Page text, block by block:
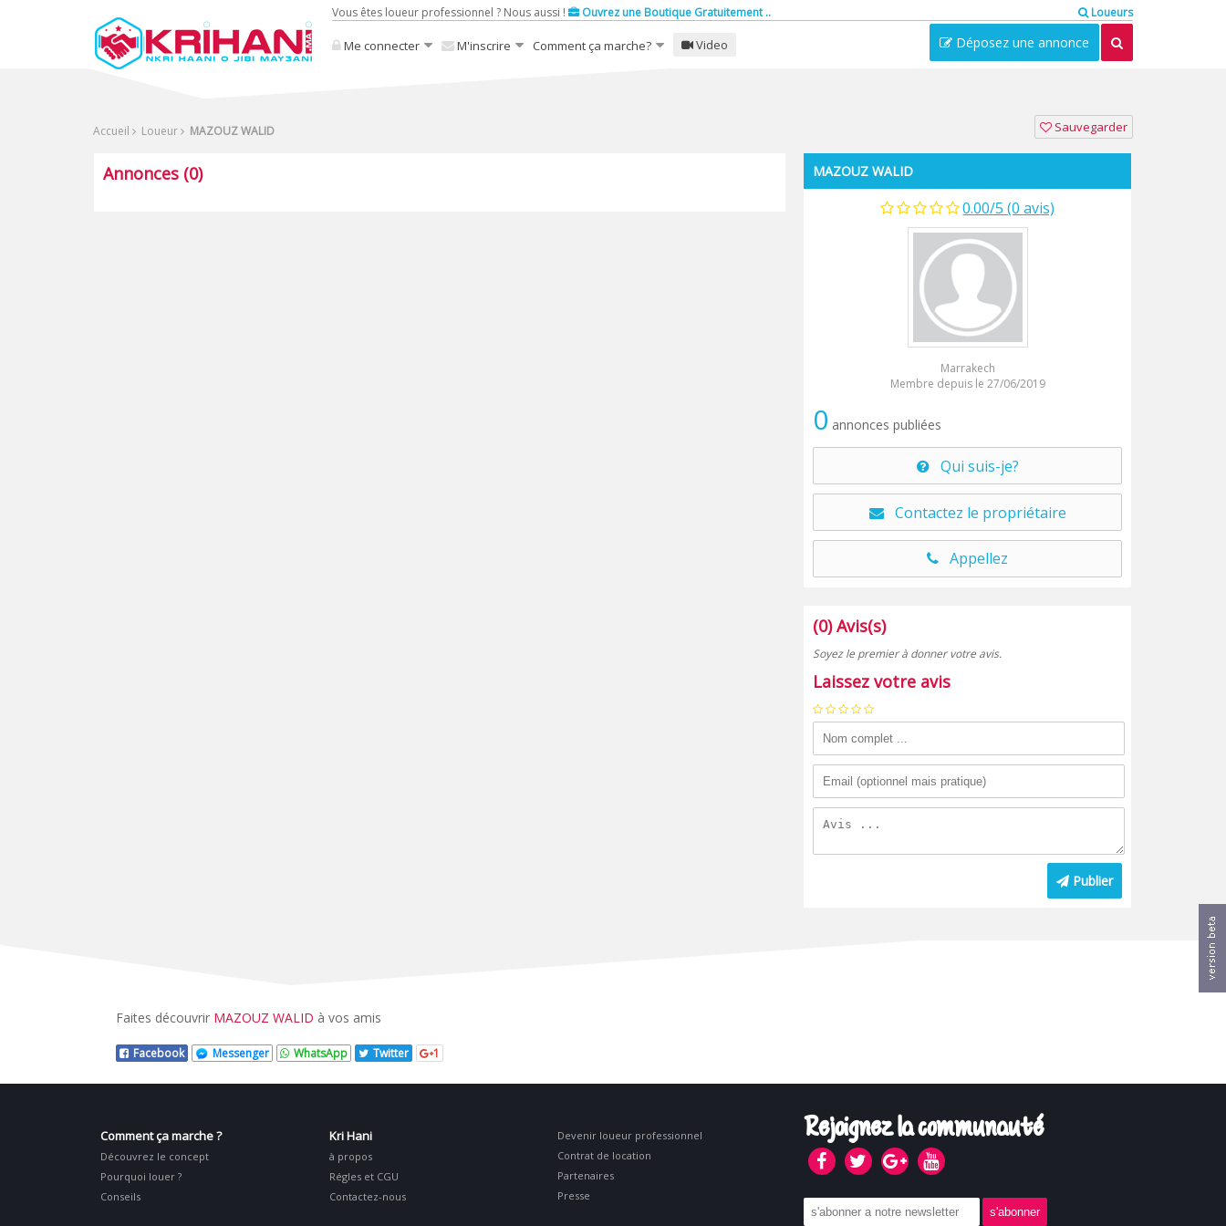
Vous êtes loueur professionnel ? Nous aussi ! Ouvrez une Boutique Gratuitement .. Loueurs
Me connecter M'inscrire Comment ça marche? Video Déposez une annonce
Accueil Loueur MAZOUZ WALID Sauvegarder
Annonces (0) MAZOUZ WALID
0.00/5 (0 avis)
Marrakech
Membre depuis le 27/06/2019
0 annonces publiées
Qui suis-je?
Contactez le propriétaire
Appellez
(0) Avis(s)
Soyez le premier à donner votre avis.
Laissez votre avis
Publier
Faites découvrir MAZOUZ WALID à vos amis
Facebook Messenger WhatsApp Twitter 1
Comment ça marche ?
Découvrez le concept
Pourquoi louer ?
Conseils
Kri Hani
à propos
Régles et CGU
Contactez-nous
Devenir loueur professionnel
Contrat de location
Partenaires
Presse
Rejoignez la communauté